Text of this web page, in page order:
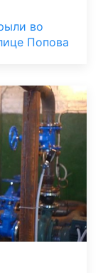
во
Попова